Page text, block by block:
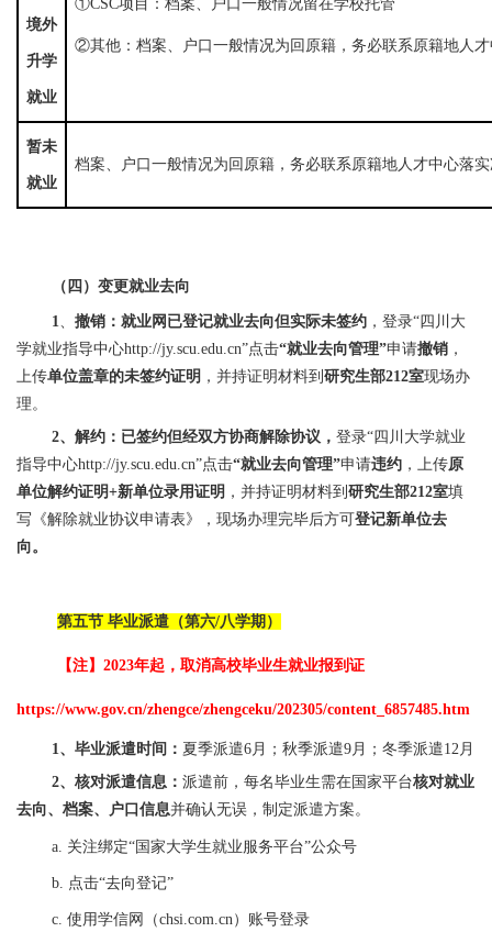
境外
升学
就业
①CSC项目：档案、户口一般情况留在学校托管
②其他：档案、户口一般情况为回原籍，务必联系原籍地人
暂未
就业
档案、户口一般情况为回原籍，务必联系原籍地人才中心落
（四）变更就业去向
1、 撤销：就业网已登记就业去向但实际未签约 ，登录“四川大
学就业指导中心http://jy.scu.edu.cn”点击“就业去向管理”申请撤销 ，
上传单位盖章的未签约证明 ，并持证明材料到 研究生部212室现场办
理。
2、解约：已签约但经双方协商解除协议， 登录“四川大学就业
指导中心http://jy.scu.edu.cn”点击“就业去向管理”申请违约 ，上传原
单位解约证明+新单位录用证明 ，并持证明材料到 研究生部212室填
写《解除就业协议申请表》，现场办理完毕后方可登记新单位去
向。
第五节 毕业派遣（第六/八学期）
【注】2023年起，取消高校毕业生就业报到证
https://www.gov.cn/zhengce/zhengceku/202305/content_6857485.htm
1、毕业派遣时间： 夏季派遣6月；秋季派遣9月；冬季派遣12月
2、核对派遣信息： 派遣前，每名毕业生需在国家平台核对就业
去向、档案、户口信息并确认无误，制定派遣方案。
a. 关注绑定“国家大学生就业服务平台”公众号
b. 点击“去向登记”
c. 使用学信网（chsi.com.cn）账号登录